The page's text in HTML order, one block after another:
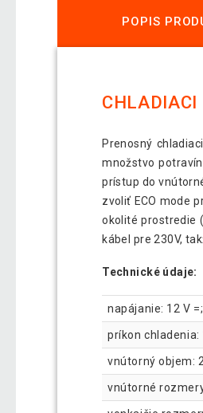
POPIS
Prenosný
množstvo
prístup do
zvoliť ECO mode
okolité prostredie
kábel pre 230V,
Technické údaje:
napájanie: 12 V
príkon chladenia:
vnútorný objem:
vnútorné